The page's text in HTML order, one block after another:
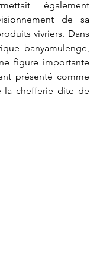
également
de sa
vivriers. Dans
banyamulenge,
figure importante
présenté comme
la chefferie dite de